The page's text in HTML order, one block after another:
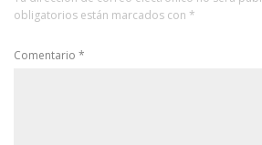
obligatorios están marcados con *
Comentario *